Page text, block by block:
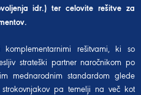
idr.) ter celovite rešitve za
rešitvami, ki so
strateški partner naročnikom po
mednarodnim standardom glede
pa temelji na več kot